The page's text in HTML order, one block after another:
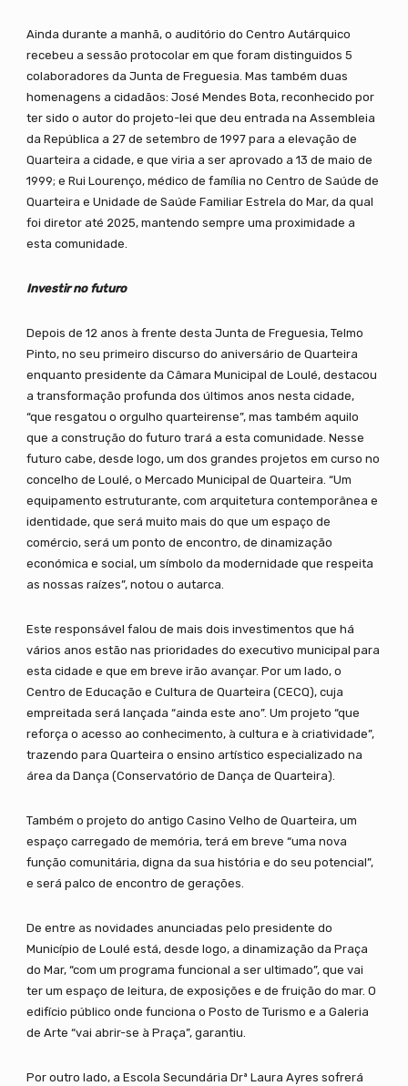
Ainda durante a manhã, o auditório do Centro Autárquico
recebeu a sessão protocolar em que foram distinguidos 5
colaboradores da Junta de Freguesia. Mas também duas
homenagens a cidadãos: José Mendes Bota, reconhecido por
ter sido o autor do projeto-lei que deu entrada na Assembleia
da República a 27 de setembro de 1997 para a elevação de
Quarteira a cidade, e que viria a ser aprovado a 13 de maio de
1999; e Rui Lourenço, médico de família no Centro de Saúde de
Quarteira e Unidade de Saúde Familiar Estrela do Mar, da qual
foi diretor até 2025, mantendo sempre uma proximidade a
esta comunidade.
Investir no futuro
Depois de 12 anos à frente desta Junta de Freguesia, Telmo
Pinto, no seu primeiro discurso do aniversário de Quarteira
enquanto presidente da Câmara Municipal de Loulé, destacou
a transformação profunda dos últimos anos nesta cidade,
“que resgatou o orgulho quarteirense”, mas também aquilo
que a construção do futuro trará a esta comunidade. Nesse
futuro cabe, desde logo, um dos grandes projetos em curso no
concelho de Loulé, o Mercado Municipal de Quarteira. “Um
equipamento estruturante, com arquitetura contemporânea e
identidade, que será muito mais do que um espaço de
comércio, será um ponto de encontro, de dinamização
económica e social, um símbolo da modernidade que respeita
as nossas raízes”, notou o autarca.
Este responsável falou de mais dois investimentos que há
vários anos estão nas prioridades do executivo municipal para
esta cidade e que em breve irão avançar. Por um lado, o
Centro de Educação e Cultura de Quarteira (CECQ), cuja
empreitada será lançada “ainda este ano”. Um projeto “que
reforça o acesso ao conhecimento, à cultura e à criatividade”,
trazendo para Quarteira o ensino artístico especializado na
área da Dança (Conservatório de Dança de Quarteira).
Também o projeto do antigo Casino Velho de Quarteira, um
espaço carregado de memória, terá em breve “uma nova
função comunitária, digna da sua história e do seu potencial”,
e será palco de encontro de gerações.
De entre as novidades anunciadas pelo presidente do
Município de Loulé está, desde logo, a dinamização da Praça
do Mar, “com um programa funcional a ser ultimado”, que vai
ter um espaço de leitura, de exposições e de fruição do mar. O
edifício público onde funciona o Posto de Turismo e a Galeria
de Arte “vai abrir-se à Praça”, garantiu.
Por outro lado, a Escola Secundária Drª Laura Ayres sofrerá